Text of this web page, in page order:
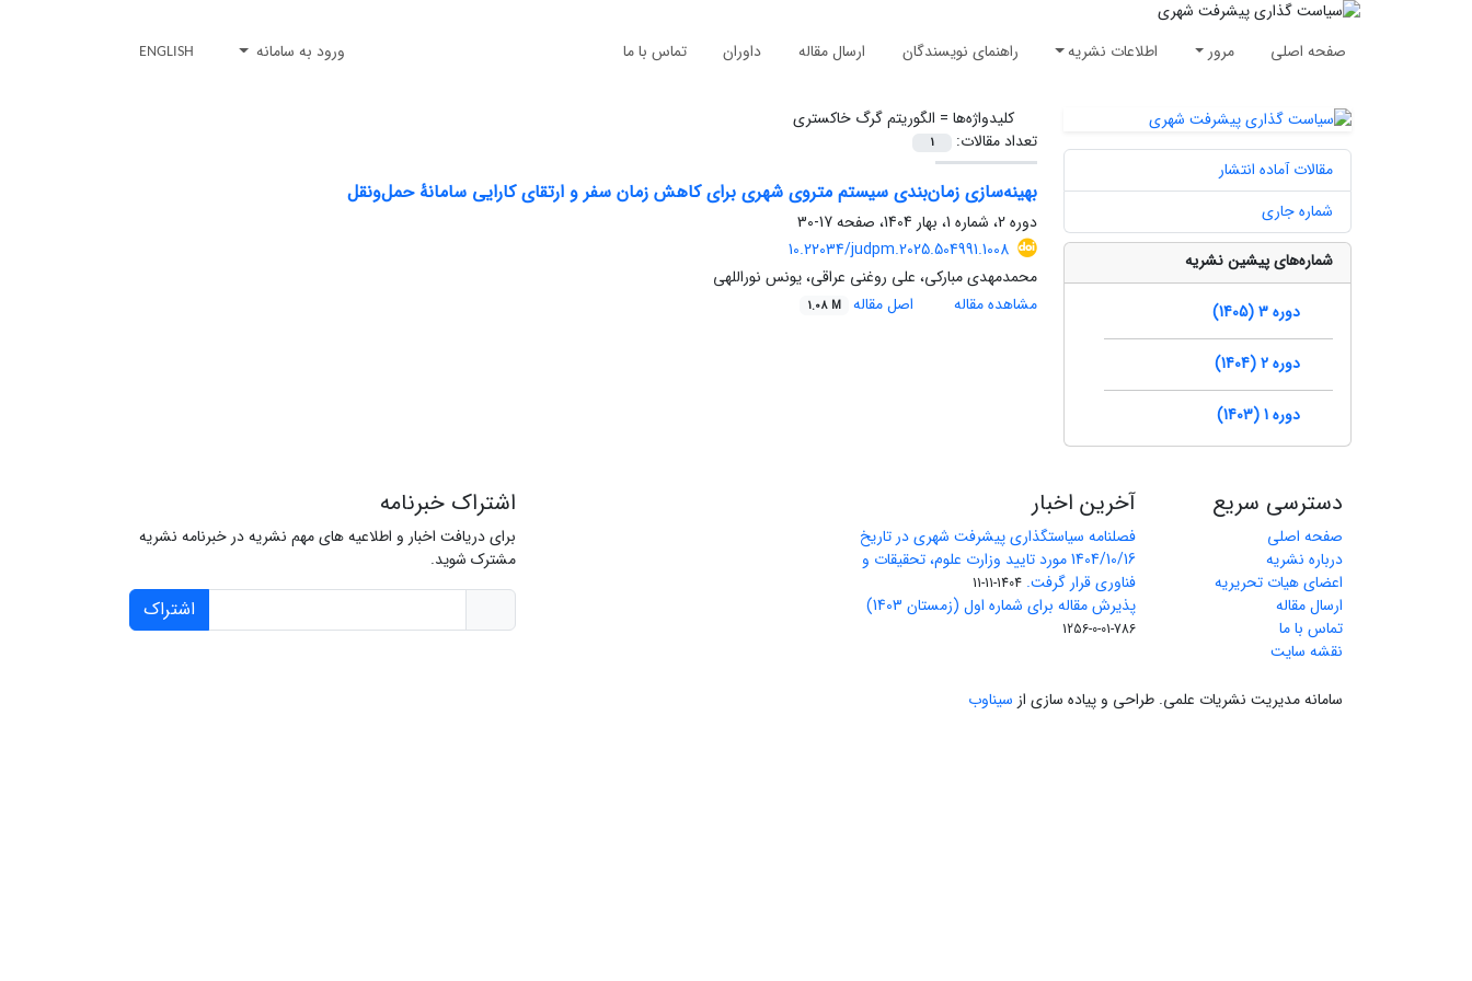
صفحه اصلی مرور اطلاعات نشریه راهنمای نویسندگان ارسال مقاله داوران تماس با ما ورود به سامانه ENGLISH
کلیدواژه‌ها = الگوریتم گرگ خاکستری
تعداد مقالات:
1
بهینه‌سازی زمان‌بندی سیستم متروی شهری برای کاهش زمان سفر و ارتقای کارایی سامانۀ حمل‌و‌نقل
دوره 2، شماره 1، بهار 1404، صفحه
17-30
10.22034/judpm.2025.504991.1008
محمدمهدی مبارکی، علی روغنی عراقی، یونس نوراللهی
مشاهده مقاله
اصل مقاله 1.08 M
مقالات آماده انتشار
شماره جاری
شماره‌های پیشین نشریه
دوره 3 (1405)
دوره 2 (1404)
دوره 1 (1403)
دسترسی سریع
صفحه اصلی
درباره نشریه
اعضای هیات تحریریه
ارسال مقاله
تماس با ما
نقشه سایت
آخرین اخبار
فصلنامه سیاستگذاری پیشرفت شهری در تاریخ
1404/10/16 مورد تایید وزارت علوم، تحقیقات و
فناوری قرار گرفت. 1404-11-11
پذیرش مقاله برای شماره اول (زمستان 1403)
786-01-0-1256
اشتراک خبرنامه
برای دریافت اخبار و اطلاعیه های مهم نشریه در خبرنامه نشریه
مشترک شوید.
اشتراک
سامانه مدیریت نشریات علمی. طراحی و پیاده سازی از سیناوب